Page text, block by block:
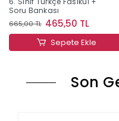
Soru Bankası
665,00 TL 465,50 TL
Sepete Ekle
Son